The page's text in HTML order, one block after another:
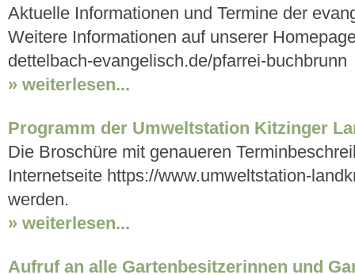
Aktuelle Informationen und Termine der
Weitere Informationen auf unserer
dettelbach-evangelisch.de/pfarrei-buchbrunn
» weiterlesen...
Programm der Umweltstation Kitzinger
Die Broschüre mit genaueren
Internetseite https://www.umweltstation-
werden.
» weiterlesen...
Aufruf an alle Gartenbesitzerinnen und